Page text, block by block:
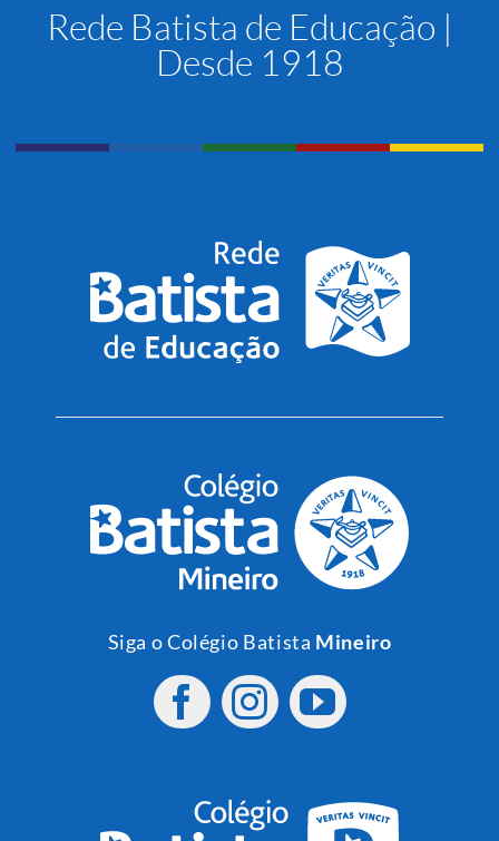
Rede Batista de Educação |
Desde 1918
Siga o Colégio Batista Mineiro